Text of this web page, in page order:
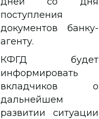
поступления
документов банку-
агенту.
КФГД будет
информировать
вкладчиков о
дальнейшем
развитии ситуации